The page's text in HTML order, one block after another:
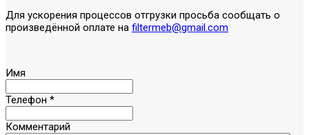
Для ускорения процессов отгрузки просьба сообщать о
произведённой оплате на filtermeb@gmail.com
Имя
Телефон *
Комментарий